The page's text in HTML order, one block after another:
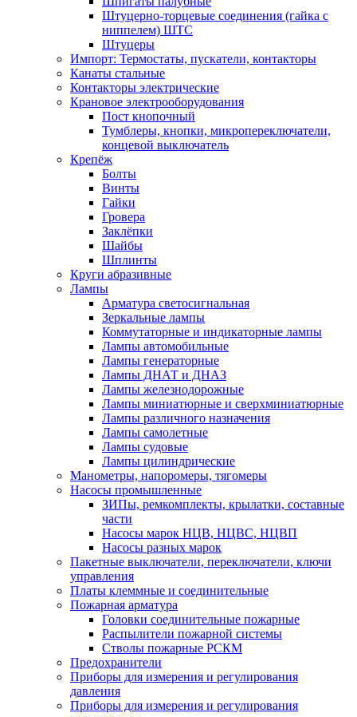
Штуцерно-торцевые соединения (гайка с
ниппелем) ШТС
Штуцеры
Импорт: Термостаты, пускатели, контакторы
Канаты стальные
Контакторы электрические
Крановое электрооборудования
Пост кнопочный
Тумблеры, кнопки, микропереключатели,
концевой выключатель
Крепёж
Болты
Винты
Гайки
Гровера
Заклёпки
Шайбы
Шплинты
Круги абразивные
Лампы
Арматура светосигнальная
Зеркальные лампы
Коммутаторные и индикаторные лампы
Лампы автомобильные
Лампы генераторные
Лампы ДНАТ и ДНАЗ
Лампы железнодорожные
Лампы миниатюрные и сверхминиатюрные
Лампы различного назначения
Лампы самолетные
Лампы судовые
Лампы цилиндрические
Манометры, напоромеры, тягомеры
Насосы промышленные
ЗИПы, ремкомплекты, крылатки, составные
части
Насосы марок НЦВ, НЦВС, НЦВП
Насосы разных марок
Пакетные выключатели, переключатели, ключи
управления
Платы клеммные и соединительные
Пожарная арматура
Головки соединительные пожарные
Распылители пожарной системы
Стволы пожарные РСКМ
Предохранители
Приборы для измерения и регулирования
давления
Приборы для измерения и регулирования